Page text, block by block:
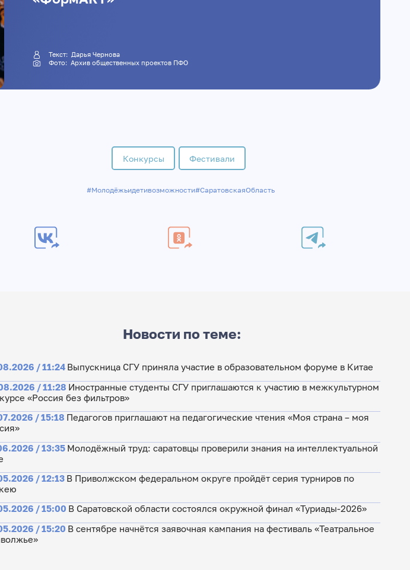
Текст: Дарья Чернова
Фото: Архив общественных проектов ПФО
Конкурсы Фестивали
#Молодёжьидетивозможности#СаратовскаяОбласть
Новости по теме:
/ 11:24 Выпускница СГУ приняла участие в образовательном форуме в Китае
/ 11:28 Иностранные студенты СГУ приглашаются к участию в межкультурном
«Россия без фильтров»
/ 15:18 Педагогов приглашают на педагогические чтения «Моя страна – моя
/ 13:35 Молодёжный труд: саратовцы проверили знания на интеллектуальной
/ 12:13 В Приволжском федеральном округе пройдёт серия турниров по
/ 15:00 В Саратовской области состоялся окружной финал «Туриады-2026»
/ 15:20 В сентябре начнётся заявочная кампания на фестиваль «Театральное